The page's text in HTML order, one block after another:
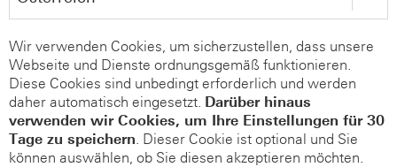
Wir verwenden Cookies, um sicherzustellen, dass unsere
Webseite und Dienste ordnungsgemäß funktionieren.
Diese Cookies sind unbedingt erforderlich und werden
daher automatisch eingesetzt. Darüber hinaus
verwenden wir Cookies, um Ihre Einstellungen für 30
Tage zu speichern. Dieser Cookie ist optional und Sie
können auswählen, ob Sie diesen akzeptieren möchten.